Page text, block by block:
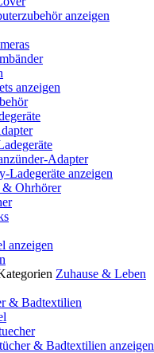
anzeigen
anzeigen
Adapter
Ladegeräte anzeigen
Ohrhörer
anzeigen
Zuhause & Leben
& Badtextilien
& Badtextilien anzeigen